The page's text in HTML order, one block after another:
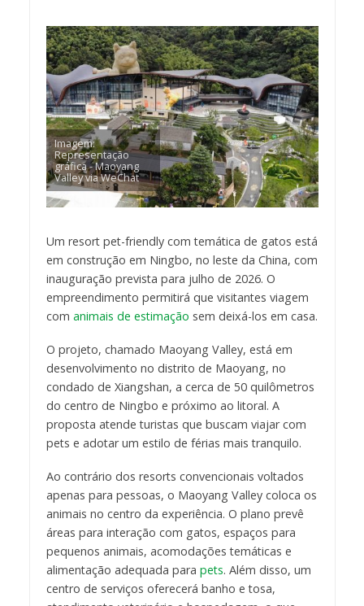
Imagem:
Representação
gráfica - Maoyang
Valley via WeChat
Um resort pet-friendly com temática de gatos está
em construção em Ningbo, no leste da China, com
inauguração prevista para julho de 2026. O
empreendimento permitirá que visitantes viagem
com animais de estimação sem deixá-los em casa.
O projeto, chamado Maoyang Valley, está em
desenvolvimento no distrito de Maoyang, no
condado de Xiangshan, a cerca de 50 quilômetros
do centro de Ningbo e próximo ao litoral. A
proposta atende turistas que buscam viajar com
pets e adotar um estilo de férias mais tranquilo.
Ao contrário dos resorts convencionais voltados
apenas para pessoas, o Maoyang Valley coloca os
animais no centro da experiência. O plano prevê
áreas para interação com gatos, espaços para
pequenos animais, acomodações temáticas e
alimentação adequada para pets. Além disso, um
centro de serviços oferecerá banho e tosa,